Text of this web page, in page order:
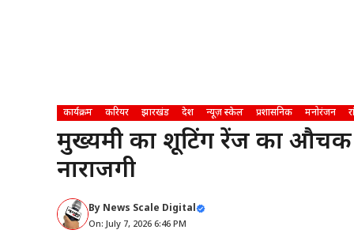
कार्यक्रम करियर झारखंड देश न्यूज़ स्केल प्रशासनिक मनोरंजन
मुख्यमंत्री का शूटिंग रेंज का औचक
नाराजगी
By News Scale Digital
On: July 7, 2026 6:46 PM